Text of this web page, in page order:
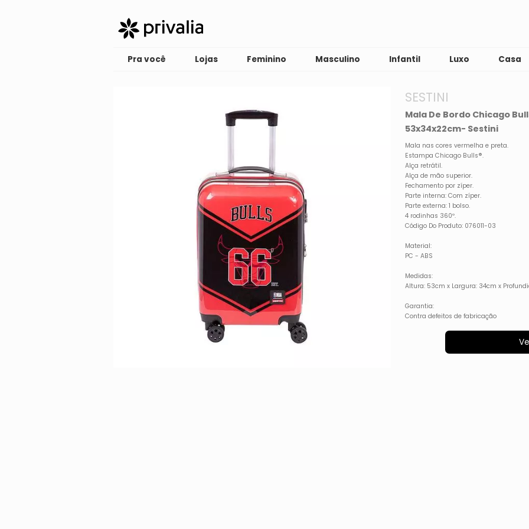
Pra você Lojas Feminino Masculino Infantil Luxo Casa
SESTINI
Mala De Bordo Chicago
53x34x22cm- Sestini
Mala nas cores vermelha e preta.
Estampa Chicago Bulls®.
Alça retrátil.
Alça de mão superior.
Fechamento por zíper.
Parte interna: Com zíper.
Parte externa: 1 bolso.
4 rodinhas 360º.
Código Do Produto: 076011-03
Material:
PC - ABS
Medidas:
Altura: 53cm x Largura: 34cm x
Garantia:
Contra defeitos de fabricação